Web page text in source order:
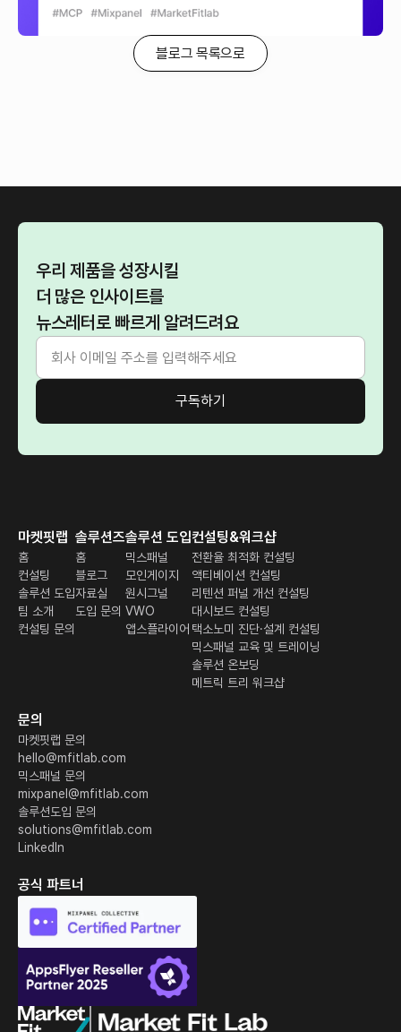
바꿀 것들까지 — B2B SaaS 빌더의 솔직한 회고를 소개합니다.
블로그 목록으로
우리 제품을 성장시킬
더 많은 인사이트를
뉴스레터로 빠르게 알려드려요
마켓핏랩
홈
컨설팅
솔루션 도입
팀 소개
컨설팅 문의
솔루션즈
홈
블로그
자료실
도입 문의
솔루션 도입
믹스패널
모인게이지
원시그널
VWO
앱스플라이어
컨설팅&워크샵
전환율 최적화 컨설팅
액티베이션 컨설팅
리텐션 퍼널 개선 컨설팅
대시보드 컨설팅
택소노미 진단·설계 컨설팅
믹스패널 교육 및 트레이닝
솔루션 온보딩
메트릭 트리 워크샵
문의
마켓핏랩 문의
hello@mfitlab.com
믹스패널 문의
mixpanel@mfitlab.com
솔루션도입 문의
solutions@mfitlab.com
LinkedIn
공식 파트너